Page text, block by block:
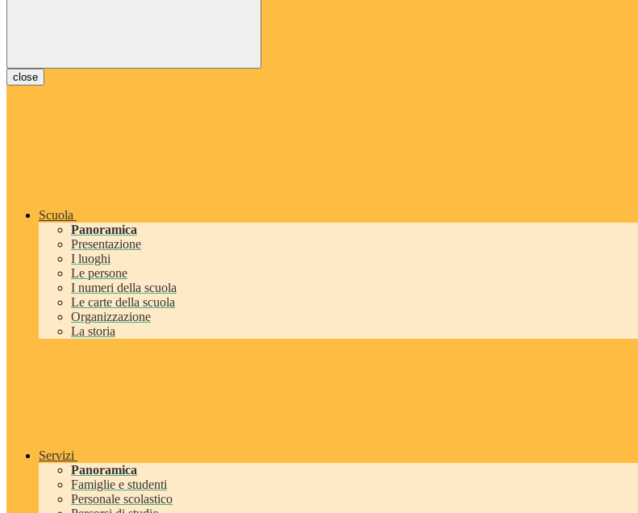
close
Scuola
Panoramica
Presentazione
I luoghi
Le persone
I numeri della scuola
Le carte della scuola
Organizzazione
La storia
Servizi
Panoramica
Famiglie e studenti
Personale scolastico